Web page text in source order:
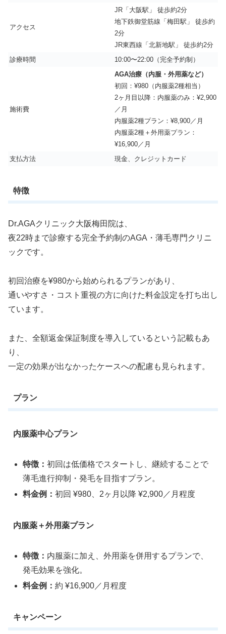
アクセス
JR「大阪駅」 徒歩約2分
地下鉄御堂筋線「梅田駅」 徒歩約
2分
JR東西線「北新地駅」 徒歩約2分
診療時間
10:00〜22:00（完全予約制）
施術費
AGA治療（内服・外用薬など）
初回：¥980（内服薬2種相当）
2ヶ月目以降：内服薬のみ：¥2,900
／月
内服薬2種プラン：¥8,900／月
内服薬2種＋外用薬プラン：
¥16,900／月
支払方法
現金、クレジットカード
特徴
Dr.AGAクリニック大阪梅田院は、
夜22時まで診療する完全予約制のAGA・薄毛専門クリニ
ックです。
初回治療を¥980から始められるプランがあり、
通いやすさ・コスト重視の方に向けた料金設定を打ち出し
ています。
また、全額返金保証制度を導入しているという記載もあ
り、
一定の効果が出なかったケースへの配慮も見られます。
プラン
内服薬中心プラン
特徴：初回は低価格でスタートし、継続することで
薄毛進行抑制・発毛を目指すプラン。
料金例：初回 ¥980、2ヶ月以降 ¥2,900／月程度
内服薬＋外用薬プラン
特徴： 内服薬に加え、外用薬を併用するプランで、
発毛効果を強化。
料金例：約 ¥16,900／月程度
キャンペーン